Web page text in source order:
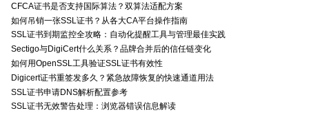
CFCA证书是否支持国际算法？双算法适配方案
如何吊销一张SSL证书？从各大CA平台操作指南
SSL证书到期监控全攻略：自动化提醒工具与管理最佳实践
Sectigo与DigiCert什么关系？品牌合并后的信任链变化
如何用OpenSSL工具验证SSL证书有效性
Digicert证书重签发多久？紧急故障恢复的快速通道用法
SSL证书申请DNS解析配置参考
SSL证书无效警告处理：浏览器错误信息解读